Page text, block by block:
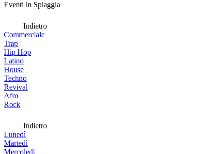
Eventi in Spiaggia
Indietro
Commerciale
Trap
Hip Hop
Latino
House
Techno
Revival
Afro
Rock
Indietro
Lunedì
Martedì
Mercoledì